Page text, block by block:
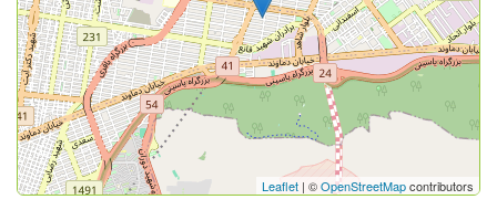
Leaflet | ©OpenStreetMapcontributors